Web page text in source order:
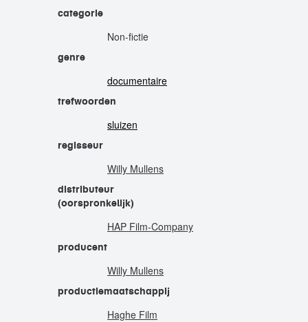
categorie
Non-fictie
genre
documentaire
trefwoorden
sluizen
regisseur
Willy Mullens
distributeur
(oorspronkelijk)
HAP Film-Company
producent
Willy Mullens
productiemaatschappij
Haghe Film